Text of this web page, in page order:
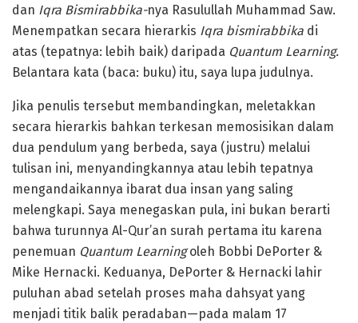
dan Iqra Bismirabbika-nya Rasulullah Muhammad Saw.
Menempatkan secara hierarkis Iqra bismirabbika di
atas (tepatnya: lebih baik) daripada Quantum Learning.
Belantara kata (baca: buku) itu, saya lupa judulnya.
Jika penulis tersebut membandingkan, meletakkan
secara hierarkis bahkan terkesan memosisikan dalam
dua pendulum yang berbeda, saya (justru) melalui
tulisan ini, menyandingkannya atau lebih tepatnya
mengandaikannya ibarat dua insan yang saling
melengkapi. Saya menegaskan pula, ini bukan berarti
bahwa turunnya Al-Qur’an surah pertama itu karena
penemuan Quantum Learningoleh Bobbi DePorter &
Mike Hernacki. Keduanya, DePorter & Hernacki lahir
puluhan abad setelah proses maha dahsyat yang
menjadi titik balik peradaban—pada malam 17